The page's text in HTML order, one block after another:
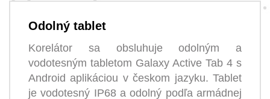
Odolný tablet
Korelátor sa obsluhuje odolným a
vodotesným tabletom Galaxy Active Tab 4 s
Android aplikáciou v českom jazyku. Tablet
je vodotesný IP68 a odolný podľa armádnej